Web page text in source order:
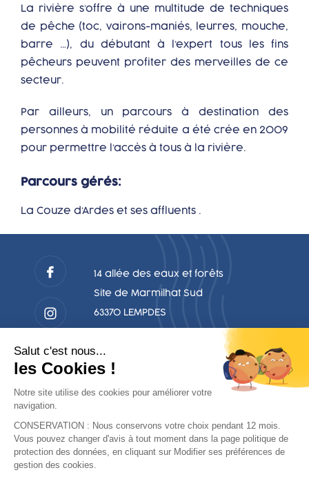
Salut c'est nous...
les Cookies !
Notre site utilise des cookies pour améliorer votre
navigation.
CONSERVATION : Nous conservons votre choix pendant 12 mois.
Vous pouvez changer d'avis à tout moment dans la page politique de
protection des données, en cliquant sur Modifier ses préférences de
gestion des cookies.
La rivière s’offre à une multitude de techniques
de pêche (toc, vairons-maniés, leurres, mouche,
barre …), du débutant à l’expert tous les fins
pêcheurs peuvent profiter des merveilles de ce
secteur.
Par ailleurs, un parcours à destination des
personnes à mobilité réduite a été crée en 2009
pour permettre l’accès à tous à la rivière.
Parcours gérés:
La Couze d’Ardes et ses affluents .
14 allée des eaux et forêts
Site de Marmilhat Sud
63370 LEMPDES
accueil@peche63.com
NOUS CONTACTER